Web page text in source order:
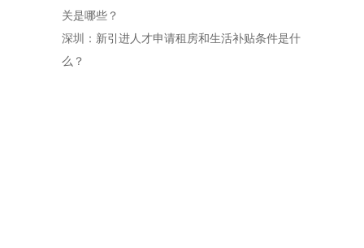
关是哪些？
深圳：新引进人才申请租房和生活补贴条件是什
么？